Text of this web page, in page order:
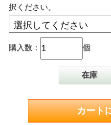
択ください。
購入数： 個
在庫